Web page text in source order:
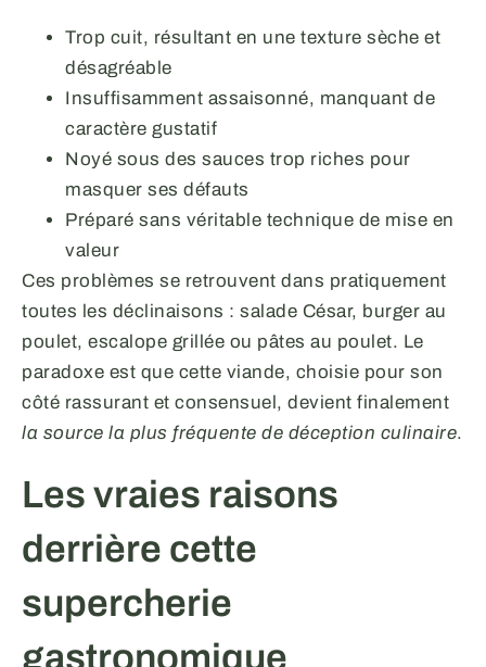
Trop cuit, résultant en une texture sèche et
désagréable
Insuffisamment assaisonné, manquant de
caractère gustatif
Noyé sous des sauces trop riches pour
masquer ses défauts
Préparé sans véritable technique de mise en
valeur
Ces problèmes se retrouvent dans pratiquement
toutes les déclinaisons : salade César, burger au
poulet, escalope grillée ou pâtes au poulet. Le
paradoxe est que cette viande, choisie pour son
côté rassurant et consensuel, devient finalement
la source la plus fréquente de déception culinaire.
Les vraies raisons
derrière cette
supercherie
gastronomique